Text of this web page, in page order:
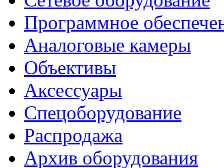
Программное
Аналоговые камеры
Объективы
Аксессуары
Спецоборудование
Распродажа
Архив оборудования